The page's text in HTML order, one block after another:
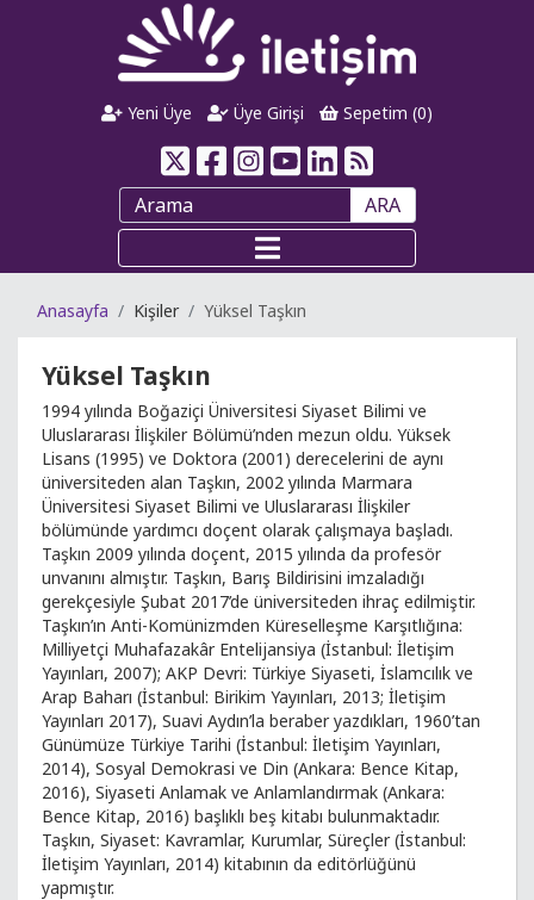
Yeni Üye Üye Girişi Sepetim (0)
ARA
Anasayfa Kişiler Yüksel Taşkın
Yüksel Taşkın
1994 yılında Boğaziçi Üniversitesi Siyaset Bilimi ve
Uluslararası İlişkiler Bölümü’nden mezun oldu. Yüksek
Lisans (1995) ve Doktora (2001) derecelerini de aynı
üniversiteden alan Taşkın, 2002 yılında Marmara
Üniversitesi Siyaset Bilimi ve Uluslararası İlişkiler
bölümünde yardımcı doçent olarak çalışmaya başladı.
Taşkın 2009 yılında doçent, 2015 yılında da profesör
unvanını almıştır. Taşkın, Barış Bildirisini imzaladığı
gerekçesiyle Şubat 2017’de üniversiteden ihraç edilmiştir.
Taşkın’ın Anti-Komünizmden Küreselleşme Karşıtlığına:
Milliyetçi Muhafazakâr Entelijansiya (İstanbul: İletişim
Yayınları, 2007); AKP Devri: Türkiye Siyaseti, İslamcılık ve
Arap Baharı (İstanbul: Birikim Yayınları, 2013; İletişim
Yayınları 2017), Suavi Aydın’la beraber yazdıkları, 1960’tan
Günümüze Türkiye Tarihi (İstanbul: İletişim Yayınları,
2014), Sosyal Demokrasi ve Din (Ankara: Bence Kitap,
2016), Siyaseti Anlamak ve Anlamlandırmak (Ankara:
Bence Kitap, 2016) başlıklı beş kitabı bulunmaktadır.
Taşkın, Siyaset: Kavramlar, Kurumlar, Süreçler (İstanbul:
İletişim Yayınları, 2014) kitabının da editörlüğünü
yapmıştır.